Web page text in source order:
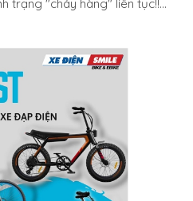
trạng "cháy hàng" liên tục!!
hàng đều cảm thấy hài
tri-an-khach-hang
Vui! #XedienSmile
#Xedapdien #Xemaydien